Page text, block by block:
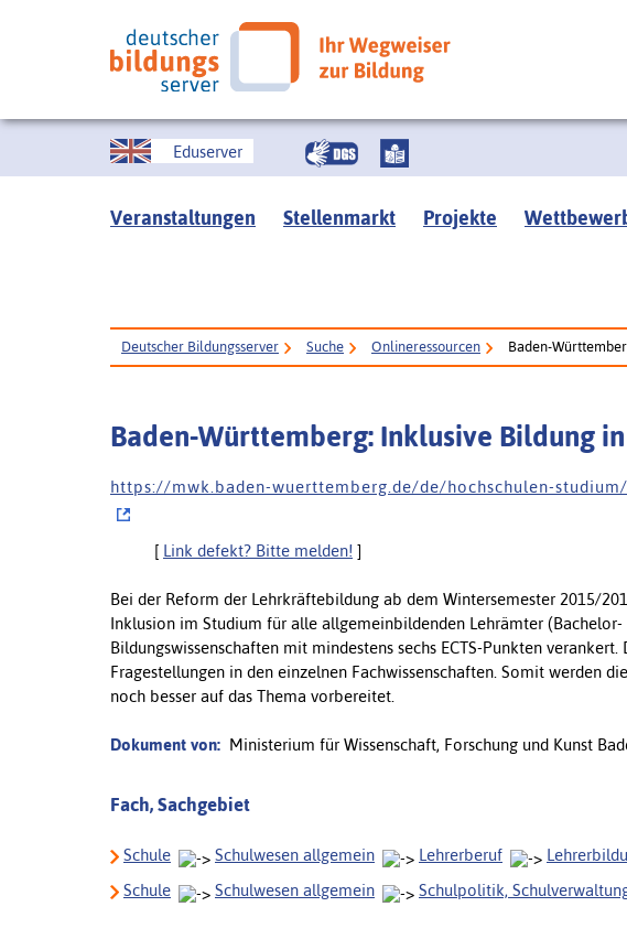
Eduserver
Veranstaltungen Stellenmarkt Projekte
Deutscher Bildungsserver Suche Onlineressourcen Baden-
Baden-Württemberg: Inklusive Bildung
h t t p s : / / m w k . b a d e n - w u e r t t e m b e r g . d e / d e / h o c h s c h u l e n - s t u d i u
[ Link defekt? Bitte melden! ]
Bei der Reform der Lehrkräftebildung ab dem Wintersemester 2015/
Inklusion im Studium für alle allgemeinbildenden Lehrämter
Bildungswissenschaften mit mindestens sechs ECTS-Punkten
Fragestellungen in den einzelnen Fachwissenschaften. Somit werden
noch besser auf das Thema vorbereitet.
Dokument von: Ministerium für Wissenschaft, Forschung und Kunst
Fach, Sachgebiet
Schule Schulwesen allgemein Lehrerberuf
Schule
Schulwesen allgemein Schulpolitik,